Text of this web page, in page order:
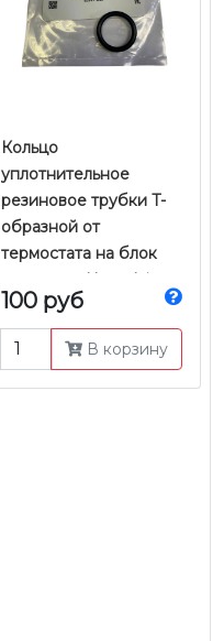
Кольцо
уплотнительное
резиновое трубки T-
образной от
термостата на блок
двигателя Hyundai
HD78 D4DD Евро-3 |
Оригинал
100 руб
В корзину